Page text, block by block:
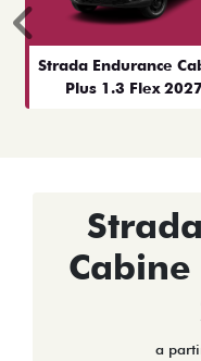
Strada Endurance
Plus 1.3 Flex
Anterior
Cabine
a